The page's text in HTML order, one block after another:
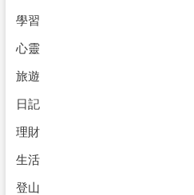
學習
心靈
旅遊
日記
理財
生活
登山